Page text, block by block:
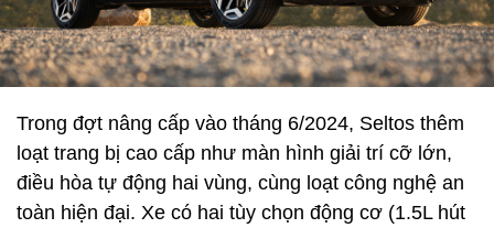
Trong đợt nâng cấp vào tháng 6/2024, Seltos thêm
loạt trang bị cao cấp như màn hình giải trí cỡ lớn,
điều hòa tự động hai vùng, cùng loạt công nghệ an
toàn hiện đại. Xe có hai tùy chọn động cơ (1.5L hút